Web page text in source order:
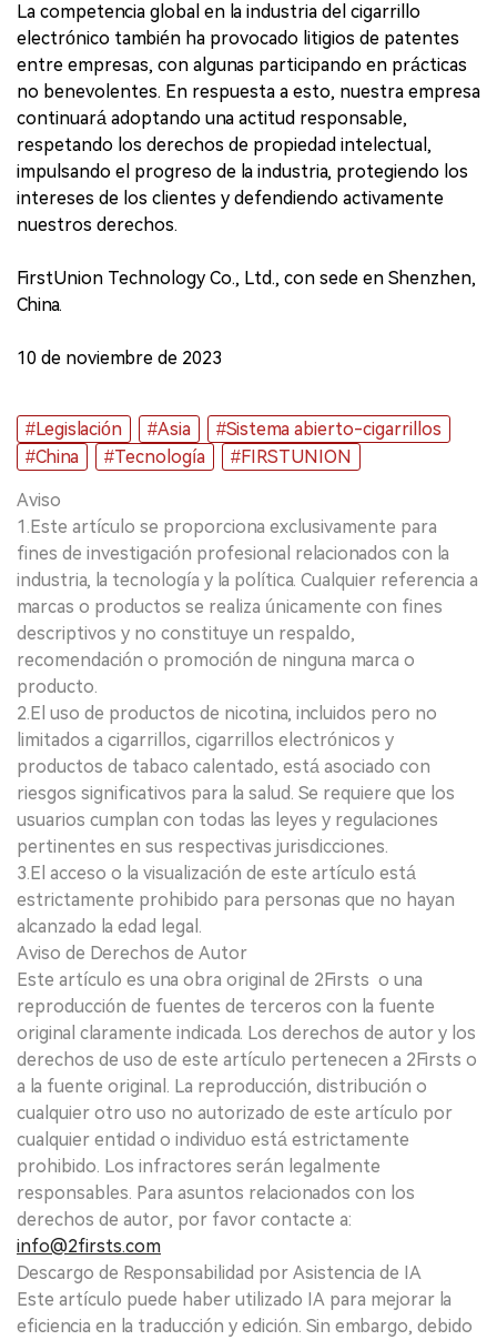
La competencia global en la industria del cigarrillo
electrónico también ha provocado litigios de patentes
entre empresas, con algunas participando en prácticas
no benevolentes. En respuesta a esto, nuestra empresa
continuará adoptando una actitud responsable,
respetando los derechos de propiedad intelectual,
impulsando el progreso de la industria, protegiendo los
intereses de los clientes y defendiendo activamente
nuestros derechos.
FirstUnion Technology Co., Ltd., con sede en Shenzhen,
China.
10 de noviembre de 2023
#Legislación #Asia
#Sistema abierto-cigarrillos
#China
#Tecnología #FIRSTUNION
Aviso
1.Este artículo se proporciona exclusivamente para
fines de investigación profesional relacionados con la
industria, la tecnología y la política. Cualquier referencia a
marcas o productos se realiza únicamente con fines
descriptivos y no constituye un respaldo,
recomendación o promoción de ninguna marca o
producto.
2.El uso de productos de nicotina, incluidos pero no
limitados a cigarrillos, cigarrillos electrónicos y
productos de tabaco calentado, está asociado con
riesgos significativos para la salud. Se requiere que los
usuarios cumplan con todas las leyes y regulaciones
pertinentes en sus respectivas jurisdicciones.
3.El acceso o la visualización de este artículo está
estrictamente prohibido para personas que no hayan
alcanzado la edad legal.
Aviso de Derechos de Autor
Este artículo es una obra original de 2Firsts o una
reproducción de fuentes de terceros con la fuente
original claramente indicada. Los derechos de autor y los
derechos de uso de este artículo pertenecen a 2Firsts o
a la fuente original. La reproducción, distribución o
cualquier otro uso no autorizado de este artículo por
cualquier entidad o individuo está estrictamente
prohibido. Los infractores serán legalmente
responsables. Para asuntos relacionados con los
derechos de autor, por favor contacte a:
info@2firsts.com
Descargo de Responsabilidad por Asistencia de IA
Este artículo puede haber utilizado IA para mejorar la
eficiencia en la traducción y edición. Sin embargo, debido